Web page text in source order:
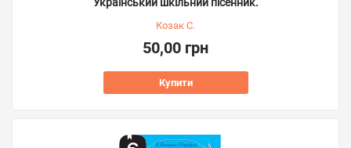
Козак С.
50,00 грн
Купити